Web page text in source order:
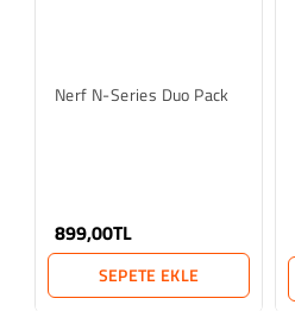
Nerf N-Series Duo Pack
899,00TL
SEPETE EKLE